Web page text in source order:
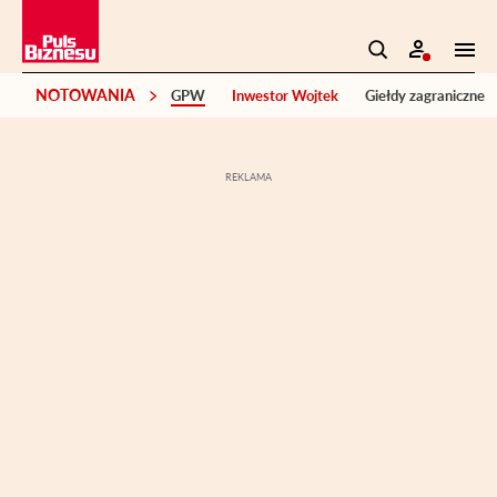
NOTOWANIA GPW Inwestor Wojtek Giełdy zagraniczne